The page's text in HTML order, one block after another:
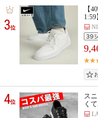
3位
【
4位
ス
く